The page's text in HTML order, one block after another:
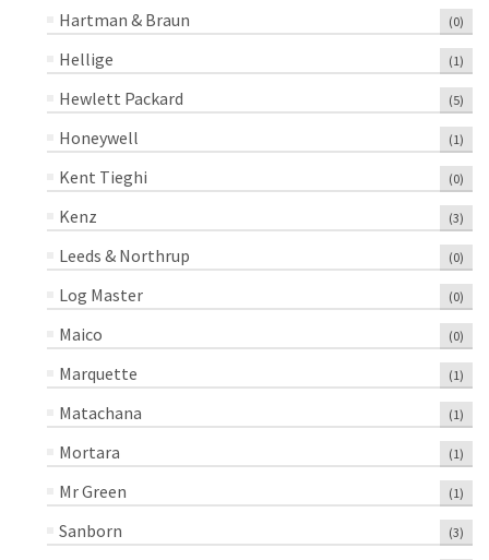
Hartman & Braun (0)
Hellige (1)
Hewlett Packard (5)
Honeywell (1)
Kent Tieghi (0)
Kenz (3)
Leeds & Northrup (0)
Log Master (0)
Maico (0)
Marquette (1)
Matachana (1)
Mortara (1)
Mr Green (1)
Sanborn (3)